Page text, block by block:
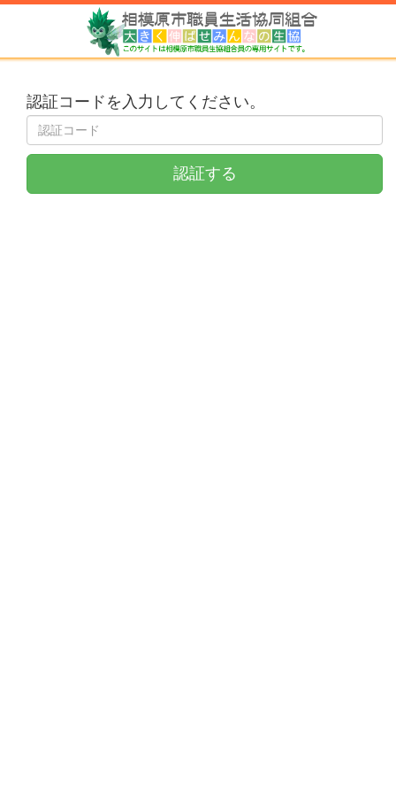
認証コードを入力してください。
認証する